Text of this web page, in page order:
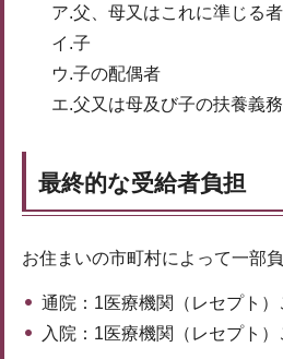
ア.父、母又はこれに準じる者
イ.子
ウ.子の配偶者
エ.父又は母及び子の扶養義
最終的な受給者負担
お住まいの市町村によって一部
通院：1医療機関（レセプト
入院：1医療機関（レセプト